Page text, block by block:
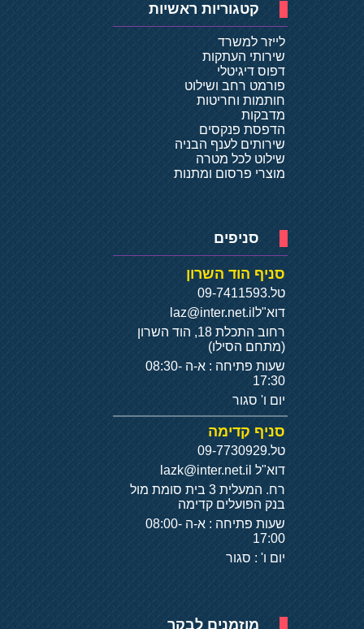
קטגוריות ראשיות
לייזר למשרד
שירותי העתקות
דפוס דיגיטלי
פורמט רחב ושילוט
חותמות וחריטות
מדבקות
הדפסת פנקסים
שירותים לענף הבניה
שילוט לכל מטרה
מוצרי פרסום ומתנות
סניפים
סניף הוד השרון
טל.09-7411593
דוא"ל laz@inter.net.il
רחוב התכלת 18, הוד השרון
(מתחם הסילו)
שעות פתיחה : א-ה 08:30-
17:30
יום ו' סגור
סניף קדימה
טל.09-7730929
דוא"ל
רח. המעלית 3 בית סומת מול
בנק הפועלים קדימה
שעות פתיחה : א-ה 08:00-
17:00
יום ו' : סגור
מוזמנים לבקר